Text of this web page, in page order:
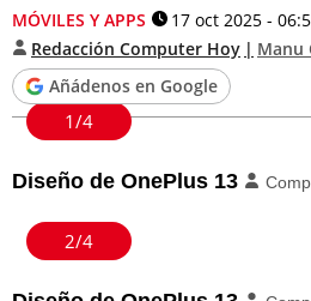
MÓVILES Y APPS
17 oct 2025 -
Redacción Computer Hoy
Manu
Añádenos en Google
1/4
Diseño de OnePlus 13
2/4